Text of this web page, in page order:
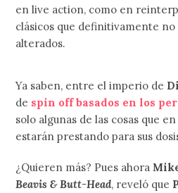
en live action, como en
clásicos que definitivamente
alterados.
Ya saben, entre el imperio de
de spin off basados en los
solo algunas de las cosas que
estarán prestando para sus
¿Quieren más? Pues ahora
Beavis & Butt-Head, reveló que